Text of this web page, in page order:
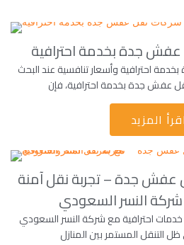
جدة بخدمة احترافية
احترافية وأسعار تنافسية عند البحث
اقرأ المزيد
جدة – تجربة نقل آمنة
شركة النسر السعودي
احترافية مع شركة النسر السعودي